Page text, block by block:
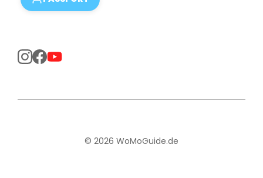
© 2026 WoMoGuide.de